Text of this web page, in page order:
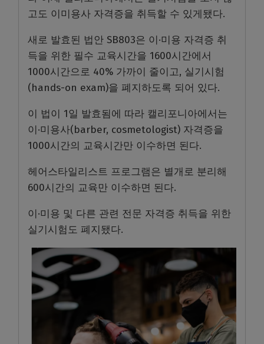
고도 이미용사 자격증을 취득할 수 있게됐다.
새로 발효된 법안 SB803은 이·미용 자격증 취
득을 위한 필수 교육시간을 1600시간에서
1000시간으로 40% 가까이 줄이고, 실기시험
(hands-on exam)을 폐지하도록 되어 있다.
이 법이 1일 발효됨에 따라 캘리포니아에서는
이·미용사(barber, cosmetologist) 자격증을
1000시간의 교육시간만 이수하면 된다.
헤어스타일리스트 프로그램은 별개로 분리해
600시간의 교육만 이수하면 된다.
이·미용 및 다른 관련 전문 자격증 취득을 위한
실기시험도 폐지됐다.